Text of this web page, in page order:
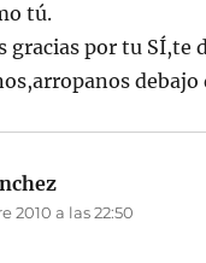
tú.
gracias por tu SÍ,te
2010 a las 22:50